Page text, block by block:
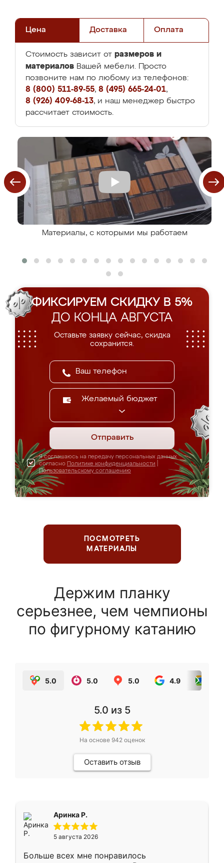
Цена Доставка Оплата
Стоимость зависит от размеров и
материалов Вашей мебели. Просто
позвоните нам по любому из телефонов:
8 (800) 511-89-55, 8 (495) 665-24-01,
8 (926) 409-68-13, и наш менеджер быстро
рассчитает стоимость.
Материалы, с которыми мы работаем
ФИКСИРУЕМ СКИДКУ В 5%
ДО КОНЦА АВГУСТА
Оставьте заявку сейчас, скидка
сохранится.
Желаемый бюджет
Отправить
Я соглашаюсь на передачу персональных данных
согласно Политике конфиденциальности
Пользовательскому соглашению
ПОСМОТРЕТЬ
МАТЕРИАЛЫ
Держим планку
серьезнее, чем чемпионы
по фигурному катанию
5.0 5.0 5.0 4.9
5.0 из 5
На основе 942оценок
Оставить отзыв
Аринка Р.
5 августа 2026
Больше всех мне понравилось